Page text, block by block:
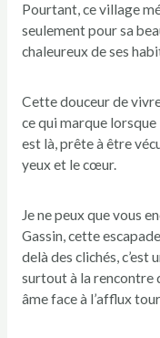
Pourtant, ce village
seulement pour sa
chaleureux de ses
Cette douceur de
ce qui marque lorsque
est là, prête à être
yeux et le cœur.
Je ne peux que vous
Gassin, cette
delà des clichés, c’est
surtout à la rencontre
âme face à l’afflux